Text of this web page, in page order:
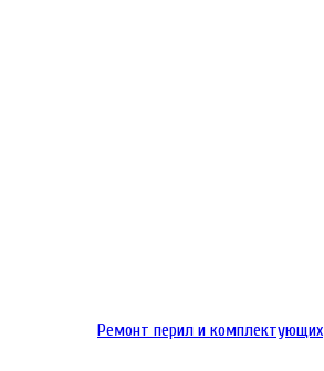
Ремонт перил и комплектующих